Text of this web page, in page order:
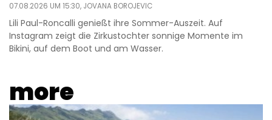
07.08.2026 UM 15:30, JOVANA BOROJEVIC
Lili Paul-Roncalli genießt ihre Sommer-Auszeit. Auf
Instagram zeigt die Zirkustochter sonnige Momente im
Bikini, auf dem Boot und am Wasser.
more